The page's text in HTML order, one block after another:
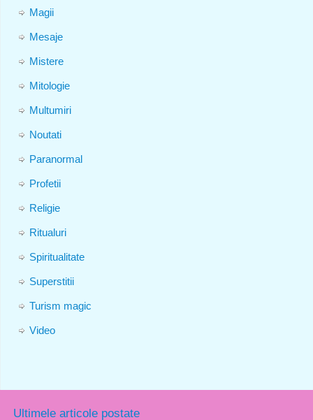
Magii
Mesaje
Mistere
Mitologie
Multumiri
Noutati
Paranormal
Profetii
Religie
Ritualuri
Spiritualitate
Superstitii
Turism magic
Video
Ultimele articole postate